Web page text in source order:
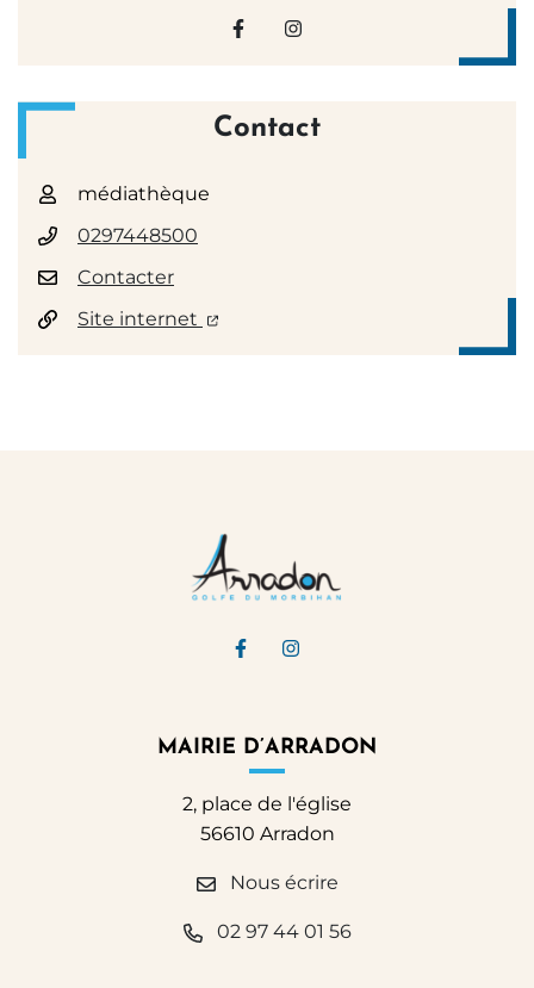
Visiter la page Facebook
Visiter la page
Contact
médiathèque
0297448500
Contacter
Site internet
Lien vers le compte Facebook
Lien vers le compte
MAIRIE D’ARRADON
2, place de l'église
56610 Arradon
Nous écrire
02 97 44 01 56